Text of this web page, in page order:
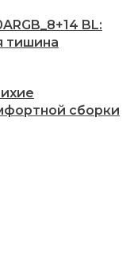
BL:
тишина
сборки